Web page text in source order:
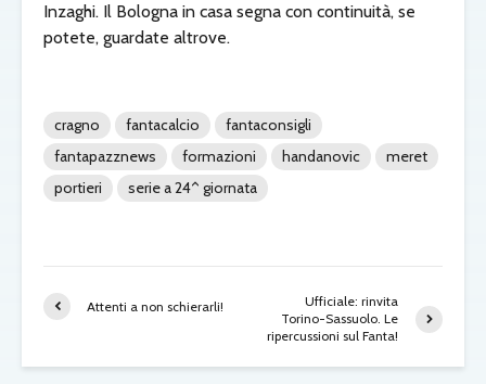
Inzaghi. Il Bologna in casa segna con continuità, se
potete, guardate altrove.
cragno fantacalcio
fantaconsigli
fantapazznews
formazioni handanovic
meret
portieri
serie a 24^ giornata
Attenti a non schierarli!
Ufficiale: rinvita
Torino-Sassuolo. Le
ripercussioni sul Fanta!